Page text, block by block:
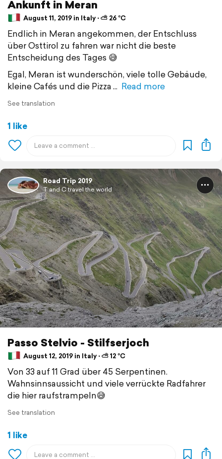
Ankunft in Meran
August 11, 2019 in Italy ⋅ ⛅ 26 °C
Endlich in Meran angekommen, der Entschluss
über Osttirol zu fahren war nicht die beste
Entscheidung des Tages 😅
Egal, Meran ist wunderschön, viele tolle Gebäude,
kleine Cafés und die Pizza
Read more
See translation
1 like
Road Trip 2019
T and C travel the world
Passo Stelvio - Stilfserjoch
August 12, 2019 in Italy ⋅ ⛅ 12 °C
Von 33 auf 11 Grad über 45 Serpentinen.
Wahnsinnsaussicht und viele verrückte Radfahrer
die hier raufstrampeln😅
See translation
1 like